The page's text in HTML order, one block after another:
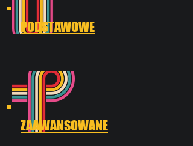
PODSTAWOWE
ZAAWANSOWANE